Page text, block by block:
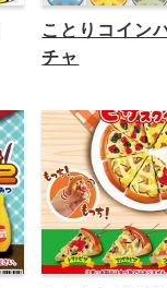
ことりコイン
チャ